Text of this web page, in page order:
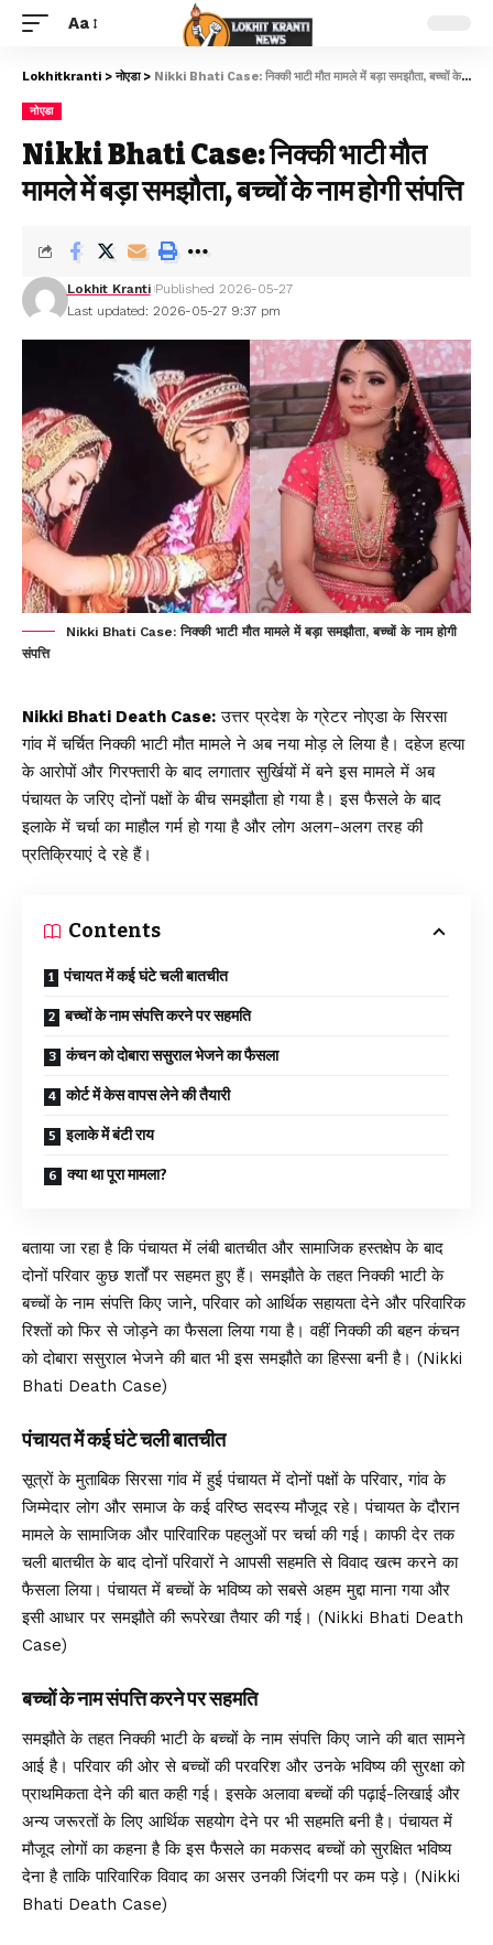
Aa
Lokhitkranti >नोएडा> Nikki Bhati Case: निक्की भाटी मौत मामले में बड़ा समझौता, बच्चों के नाम होगी संपत्ति
नोएडा
Nikki Bhati Case: निक्की भाटी मौत
मामले में बड़ा समझौता, बच्चों के नाम होगी संपत्ति
Last updated: 2026-05-27 9:37 pm
Lokhit Kranti Published 2026-05-27
Nikki Bhati Case: निक्की भाटी मौत मामले में बड़ा समझौता, बच्चों के नाम होगी
संपत्ति
Nikki Bhati Death Case: उत्तर प्रदेश के ग्रेटर नोएडा के सिरसा
गांव में चर्चित निक्की भाटी मौत मामले ने अब नया मोड़ ले लिया है। दहेज हत्या
के आरोपों और गिरफ्तारी के बाद लगातार सुर्खियों में बने इस मामले में अब
पंचायत के जरिए दोनों पक्षों के बीच समझौता हो गया है। इस फैसले के बाद
इलाके में चर्चा का माहौल गर्म हो गया है और लोग अलग-अलग तरह की
प्रतिक्रियाएं दे रहे हैं।
Contents
पंचायत में कई घंटे चली बातचीत
बच्चों के नाम संपत्ति करने पर सहमति
कंचन को दोबारा ससुराल भेजने का फैसला
कोर्ट में केस वापस लेने की तैयारी
इलाके में बंटी राय
क्या था पूरा मामला?
बताया जा रहा है कि पंचायत में लंबी बातचीत और सामाजिक हस्तक्षेप के बाद
दोनों परिवार कुछ शर्तों पर सहमत हुए हैं। समझौते के तहत निक्की भाटी के
बच्चों के नाम संपत्ति किए जाने, परिवार को आर्थिक सहायता देने और परिवारिक
रिश्तों को फिर से जोड़ने का फैसला लिया गया है। वहीं निक्की की बहन कंचन
को दोबारा ससुराल भेजने की बात भी इस समझौते का हिस्सा बनी है। (Nikki
Bhati Death Case)
पंचायत में कई घंटे चली बातचीत
सूत्रों के मुताबिक सिरसा गांव में हुई पंचायत में दोनों पक्षों के परिवार, गांव के
जिम्मेदार लोग और समाज के कई वरिष्ठ सदस्य मौजूद रहे। पंचायत के दौरान
मामले के सामाजिक और पारिवारिक पहलुओं पर चर्चा की गई। काफी देर तक
चली बातचीत के बाद दोनों परिवारों ने आपसी सहमति से विवाद खत्म करने का
फैसला लिया। पंचायत में बच्चों के भविष्य को सबसे अहम मुद्दा माना गया और
इसी आधार पर समझौते की रूपरेखा तैयार की गई। (Nikki Bhati Death
Case)
बच्चों के नाम संपत्ति करने पर सहमति
समझौते के तहत निक्की भाटी के बच्चों के नाम संपत्ति किए जाने की बात सामने
आई है। परिवार की ओर से बच्चों की परवरिश और उनके भविष्य की सुरक्षा को
प्राथमिकता देने की बात कही गई। इसके अलावा बच्चों की पढ़ाई-लिखाई और
अन्य जरूरतों के लिए आर्थिक सहयोग देने पर भी सहमति बनी है। पंचायत में
मौजूद लोगों का कहना है कि इस फैसले का मकसद बच्चों को सुरक्षित भविष्य
देना है ताकि पारिवारिक विवाद का असर उनकी जिंदगी पर कम पड़े। (Nikki
Bhati Death Case)